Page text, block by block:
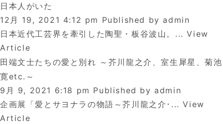
日本人がいた
12月 19, 2021 4:12 pm Published by admin
日本近代工芸界を牽引した陶聖・板谷波山。...View
Article
田端文士たちの愛と別れ ～芥川龍之介、室生犀星、菊池
寛etc.～
9月 9, 2021 6:18 pm Published by admin
企画展「愛とサヨナラの物語～芥川龍之介･...View
Article